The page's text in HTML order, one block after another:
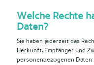
Welche Rechte
Daten?
Sie haben jederzeit das
Herkunft, Empfänger und
personenbezogenen Daten